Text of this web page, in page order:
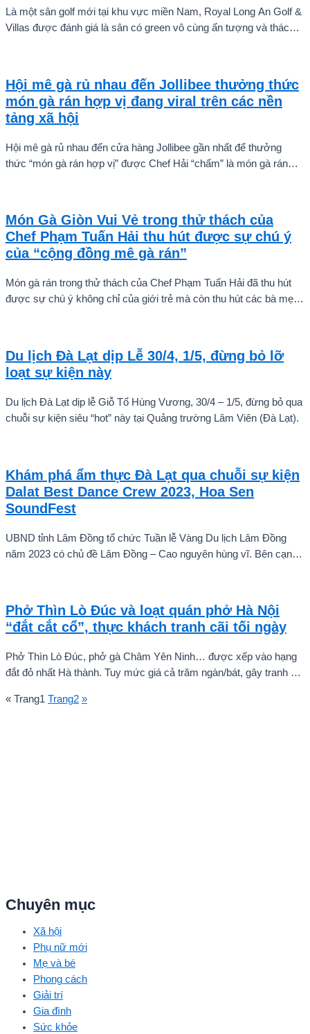
Là một sân golf mới tại khu vực miền Nam, Royal Long An Golf &
Villas được đánh giá là sân có green vô cùng ấn tượng và thách
thiện của Hoa hậu Hoàn vũ Việt Nam và những giải đấu lớn,
chuyên nghiệp.
Hội mê gà rủ nhau đến Jollibee thưởng thức
món gà rán hợp vị đang viral trên các nền
tảng xã hội
Hội mê gà rủ nhau đến cửa hàng Jollibee gần nhất để thưởng
thức “món gà rán hợp vị” được Chef Hải “chấm” là món gà rán
Món Gà Giòn Vui Vẻ trong thử thách của
Chef Phạm Tuấn Hải thu hút được sự chú ý
của “cộng đồng mê gà rán”
Món gà rán trong thử thách của Chef Phạm Tuấn Hải đã thu hút
được sự chú ý không chỉ của giới trẻ mà còn thu hút các bà mẹ
thưởng thức món gà rán đang “hit hot” trong dịp lễ này rồi đây!
Du lịch Đà Lạt dịp Lễ 30/4, 1/5, đừng bỏ lỡ
loạt sự kiện này
Du lịch Đà Lạt dịp lễ Giỗ Tổ Hùng Vương, 30/4 – 1/5, đừng bỏ qua
chuỗi sự kiện siêu “hot” này tại Quảng trường Lâm Viên (Đà Lạt).
Khám phá ẩm thực Đà Lạt qua chuỗi sự kiện
Dalat Best Dance Crew 2023, Hoa Sen
SoundFest
UBND tỉnh Lâm Đồng tổ chức Tuần lễ Vàng Du lịch Lâm Đồng
năm 2023 có chủ đề Lâm Đồng – Cao nguyên hùng vĩ. Bên cạnh
lễ này.
Phở Thìn Lò Đúc và loạt quán phở Hà Nội
“đắt cắt cổ”, thực khách tranh cãi tối ngày
Phở Thìn Lò Đúc, phở gà Châm Yên Ninh… được xếp vào hạng
đắt đỏ nhất Hà thành. Tuy mức giá cả trăm ngàn/bát, gây tranh cãi
« Trang1 Trang2 »
Chuyên mục
Xã hội
Phụ nữ mới
Mẹ và bé
Phong cách
Giải trí
Gia đình
Sức khỏe